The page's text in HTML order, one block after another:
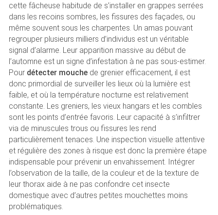
cette fâcheuse habitude de s’installer en grappes serrées
dans les recoins sombres, les fissures des façades, ou
même souvent sous les charpentes. Un amas pouvant
regrouper plusieurs milliers d’individus est un véritable
signal d’alarme. Leur apparition massive au début de
l’automne est un signe d’infestation à ne pas sous-estimer.
Pour détecter mouchede grenier efficacement, il est
donc primordial de surveiller les lieux où la lumière est
faible, et où la température nocturne est relativement
constante. Les greniers, les vieux hangars et les combles
sont les points d’entrée favoris. Leur capacité à s’infiltrer
via de minuscules trous ou fissures les rend
particulièrement tenaces. Une inspection visuelle attentive
et régulière des zones à risque est donc la première étape
indispensable pour prévenir un envahissement. Intégrer
l’observation de la taille, de la couleur et de la texture de
leur thorax aide à ne pas confondre cet insecte
domestique avec d’autres petites mouchettes moins
problématiques.